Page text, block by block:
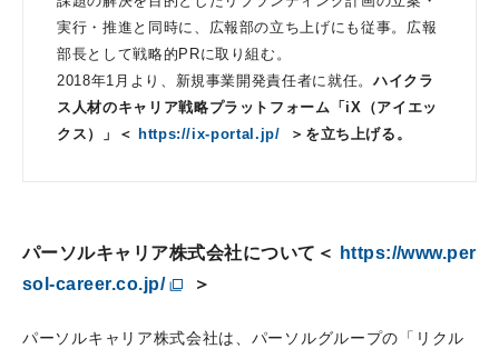
実行・推進と同時に、広報部の立ち上げにも従事。広報
部長として戦略的PRに取り組む。
2018年1月より、新規事業開発責任者に就任。 ハイクラ
ス人材のキャリア戦略プラットフォーム「iX（アイエッ
クス）」＜ https://ix-portal.jp/ ＞を立ち上げる。
パーソルキャリア株式会社について＜
https://www.per
sol-career.co.jp/
＞
パーソルキャリア株式会社は、パーソルグループの「リクル